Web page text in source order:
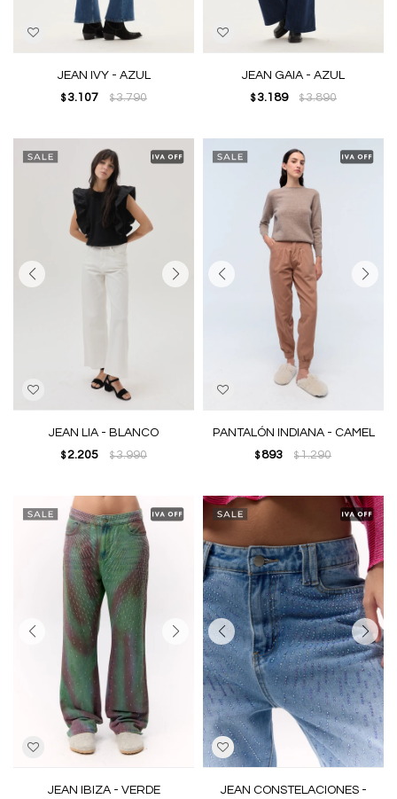
JEAN IVY - AZUL
$ 3.107 $3.790
JEAN GAIA - AZUL
$ 3.189 $3.890
JEAN LIA - BLANCO
$ 2.205 $3.990
PANTALÓN INDIANA - CAMEL
$ 893 $1.290
JEAN IBIZA - VERDE JEAN CONSTELACIONES -